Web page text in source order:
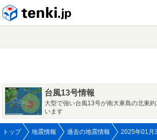
台風13号情報
大型で強い台風13号が南大東島の北東
います
トップ 地震情報 過去の地震情報 2025年01月